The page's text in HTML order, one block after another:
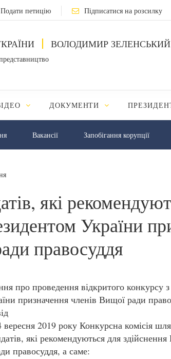
Подати петицію Підписатися на розсилку
ВОЛОДИМИР ЗЕЛЕНСЬКИЙ
ДОКУМЕНТИ
Вакансії Запобігання корупції
які
України
правосуддя
про проведення відкритого конкурсу
призначення членів Вищої ради
2019 року Конкурсна комісія
які рекомендуються для
правосуддя, а саме: